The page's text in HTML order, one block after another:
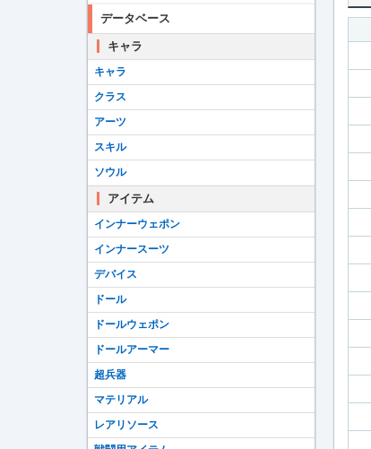
データベース
キャラ
キャラ
クラス
アーツ
スキル
ソウル
アイテム
インナーウェポン
インナースーツ
デバイス
ドール
ドールウェポン
ドールアーマー
超兵器
マテリアル
レアリソース